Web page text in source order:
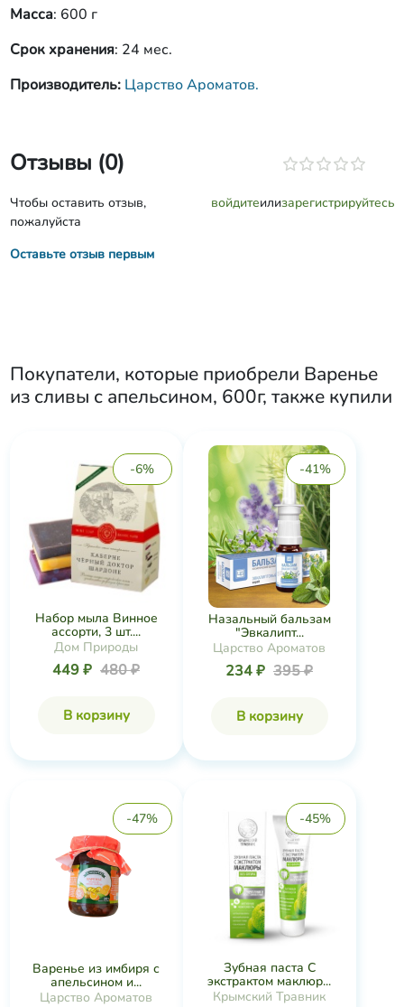
Масса: 600 г
Срок хранения: 24 мес.
Производитель: Царство Ароматов.
Отзывы (0)
Чтобы оставить отзыв,
пожалуйста
войдитеилизарегистрируйтесь
Оставьте отзыв первым
Покупатели, которые приобрели Варенье
из сливы с апельсином, 600г, также купили
-6%
Набор мыла Винное
ассорти, 3 шт....
Дом Природы
449 ₽ 480 ₽
В корзину
-41%
Назальный бальзам
"Эвкалипт...
Царство Ароматов
234 ₽ 395 ₽
В корзину
-47%
Варенье из имбиря с
апельсином и...
Царство Ароматов
-45%
Зубная паста С
экстрактом маклюр...
Крымский Травник